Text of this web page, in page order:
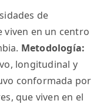
de
viven en un centro
Metodología:
longitudinal y
conformada por
que viven en el